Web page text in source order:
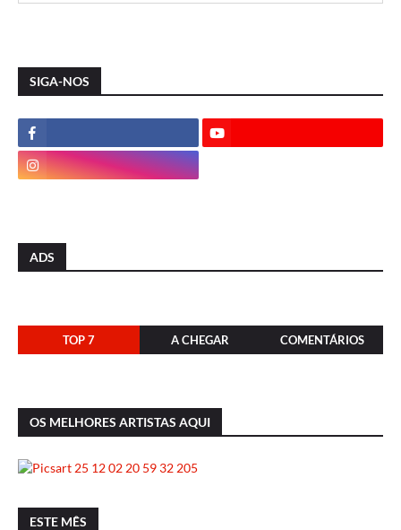
SIGA-NOS
ADS
TOP 7 A CHEGAR COMENTÁRIOS
OS MELHORES ARTISTAS AQUI
ESTE MÊS